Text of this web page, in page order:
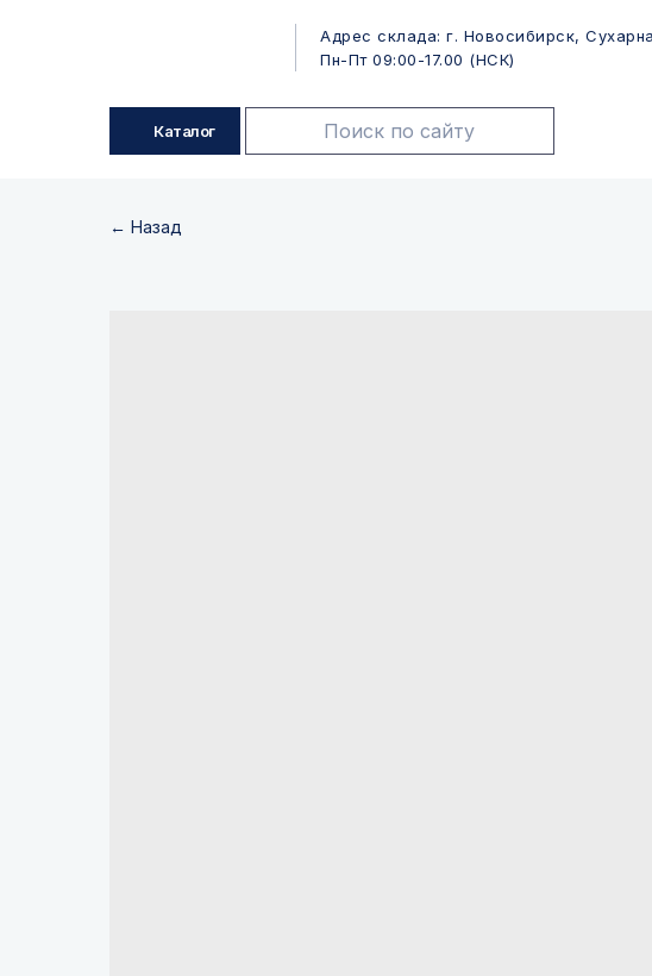
Адрес склада: г. Новосибирск,
Пн-Пт 09:00-17.00 (НСК)
Каталог
← Назад